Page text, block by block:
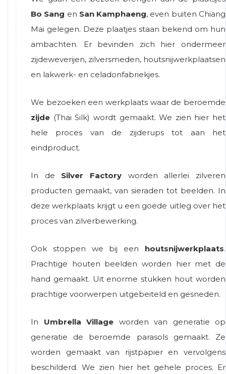
Bo Sang en San Kamphaeng, even buiten Chiang
Mai gelegen. Deze plaatjes staan bekend om hun
ambachten. Er bevinden zich hier ondermeer
zijdeweverijen, zilversmeden, houtsnijwerkplaatsen
en lakwerk- en celadonfabriekjes.
We bezoeken een werkplaats waar de beroemde
zijde (Thai Silk) wordt gemaakt. We zien hier het
hele proces van de zijderups tot aan het
eindproduct.
In de Silver Factory worden allerlei zilveren
producten gemaakt, van sieraden tot beelden. In
deze werkplaats krijgt u een goede uitleg over het
proces van zilverbewerking.
Ook stoppen we bij een houtsnijwerkplaats.
Prachtige houten beelden worden hier met de
hand gemaakt. Uit enorme stukken hout worden
prachtige voorwerpen uitgebeiteld en gesneden.
In Umbrella Village worden van generatie op
generatie de beroemde parasols gemaakt. Ze
worden gemaakt van rijstpapier en vervolgens
beschilderd. We zien hier het gehele proces. Er